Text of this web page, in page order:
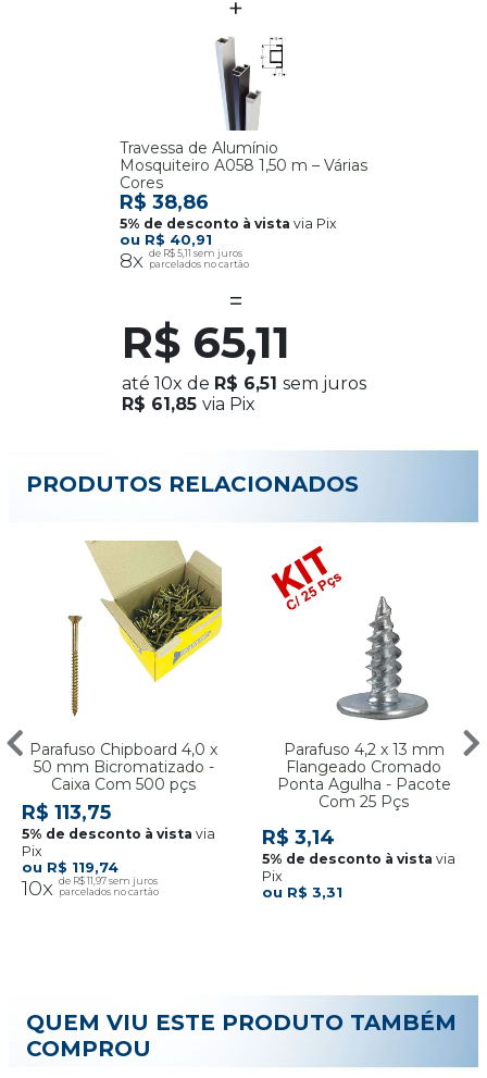
Travessa de Alumínio
Mosquiteiro A058 1,50 m – Várias
Cores
R$ 40,91
8x R$ 5,11
R$ 38,86
via Pix
R$ 65,11
até 10x de R$ 6,51 sem juros
R$ 61,85 via Pix
PRODUTOS RELACIONADOS
Parafuso Chipboard 4,0 x
50 mm Bicromatizado -
Caixa Com 500 pçs
R$ 119,74
10x R$ 11,97
R$ 113,75
via
Pix
Parafuso 4,2 x 13 mm
Flangeado Cromado
Ponta Agulha - Pacote
Com 25 Pçs
R$ 3,31
R$ 3,14
via
Pix
QUEM VIU ESTE PRODUTO TAMBÉM
COMPROU